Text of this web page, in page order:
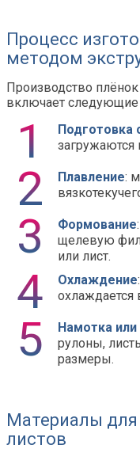
Процесс
методом
Производство
включает следующие
Подготовка
загружаются
Плавление:
Формование
щелевую
или лист.
Охлаждение
Намотка или
рулоны,
размеры.
Материалы для
листов